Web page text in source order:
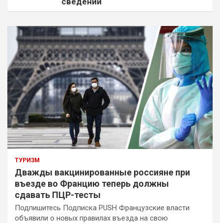
ТУРИЗМ
Дважды вакцинированные россияне при
въезде во Францию теперь должны
сдавать ПЦР-тесты
Подпишитесь Подписка PUSH Французские власти
объявили о новых правилах въезда на свою